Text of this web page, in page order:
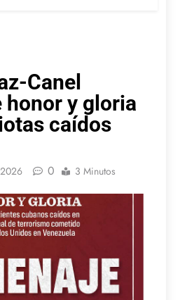
Canel
honor y gloria
caídos
0 3 Minutos